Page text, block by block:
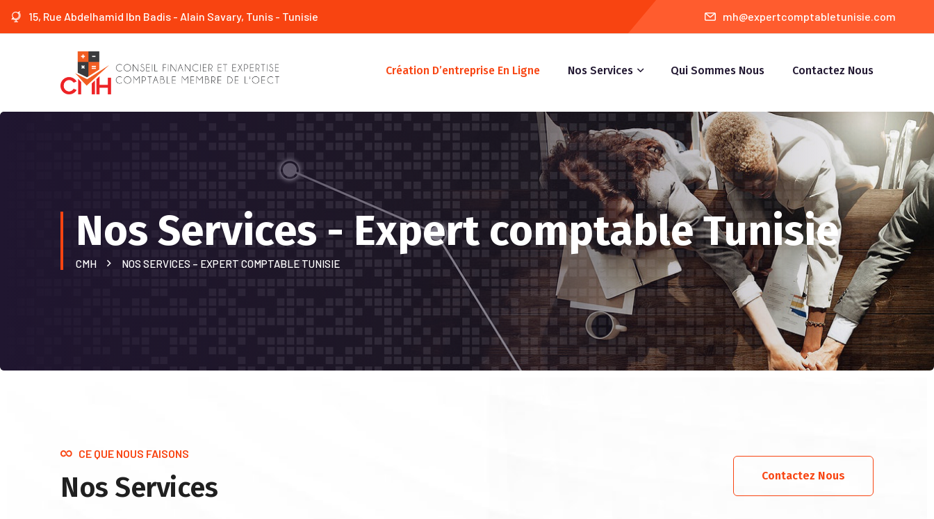
15, Rue Abdelhamid Ibn Badis - Alain Savary, Tunis - Tunisie mh@expertcomptabletunisie.com
Création D’entreprise En Ligne Nos Services Qui Sommes Nous Contactez Nous
Nos Services - Expert comptable Tunisie
CMH NOS SERVICES – EXPERT COMPTABLE TUNISIE
CE QUE NOUS FAISONS
Nos Services Contactez Nous